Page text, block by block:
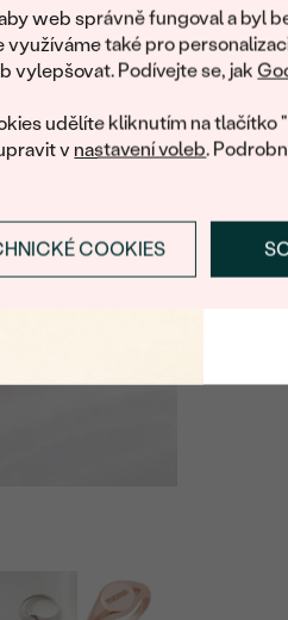
web správně fungoval a byl
využíváme také pro
vylepšovat. Podívejte se, jak
udělíte kliknutím na tlačítko
v nastavení voleb.
COOKIES